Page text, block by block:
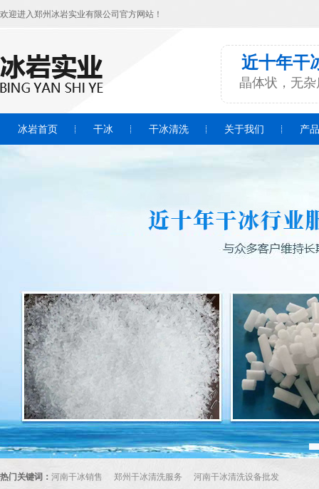
欢迎进入郑州冰岩实业有限公司官方网站！
近十年干
晶体状，无
冰岩首页 干冰 干冰清洗 关于我们 产
热门关键词： 河南干冰销售 郑州干冰清洗服务 河南干冰清洗设备批发